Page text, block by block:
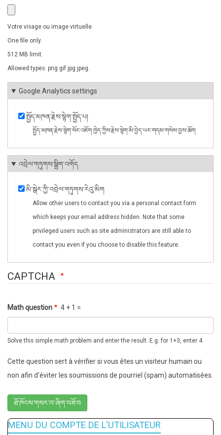
Votre visage ou image virtuelle.
One file only.
512 MB limit.
Allowed types: png gif jpg jpeg.
Google Analytics settings
སྤྱོད་མཁན་རྗེས་སྙེག་སྤྱོད་པ།
སྤྱོད་མཁན་རྗེས་སྙེག་སོར་འཇོག ཁྱེད་ཀྱིས་རྗེས་སྙེག་མི་བྱེད་པར་གདམ་གསེས་བྱས་ཆོག
འབྲེལ་གཏུགས་སྒྲིག་འགོད
མི་སྒེར་ཀྱི་འབྲེལ་གཏུགས་རེའུ་མིག
Allow other users to contact you via a personal contact form
which keeps your email address hidden. Note that some
privileged users such as site administrators are still able to
contact you even if you choose to disable this feature.
CAPTCHA
Math question 4 + 1 =
Solve this simple math problem and enter the result. E.g. for 1+3, enter 4.
Cette question sert à vérifier si vous êtes un visiteur humain ou
non afin d'éviter les soumissions de pourriel (spam) automatisées.
MENU DU COMPTE DE L'UTILISATEUR